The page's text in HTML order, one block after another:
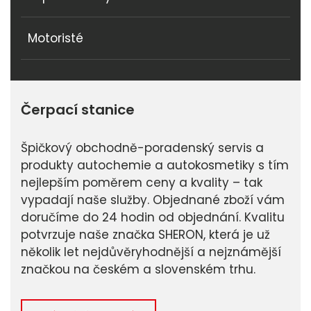
Motoristé
Čerpací stanice
Špičkový obchodně-poradenský servis a
produkty autochemie a autokosmetiky s tím
nejlepším poměrem ceny a kvality – tak
vypadají naše služby. Objednané zboží vám
doručíme do 24 hodin od objednání. Kvalitu
potvrzuje naše značka SHERON, která je už
několik let nejdůvěryhodnější a nejznámější
značkou na českém a slovenském trhu.